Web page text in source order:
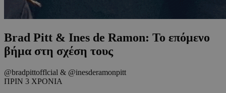
Brad Pitt & Ines de Ramon: Το επόμενο
βήμα στη σχέση τους
@bradpittofflcial & @inesderamonpitt
ΠΡΙΝ 3 ΧΡΟΝΙΑ